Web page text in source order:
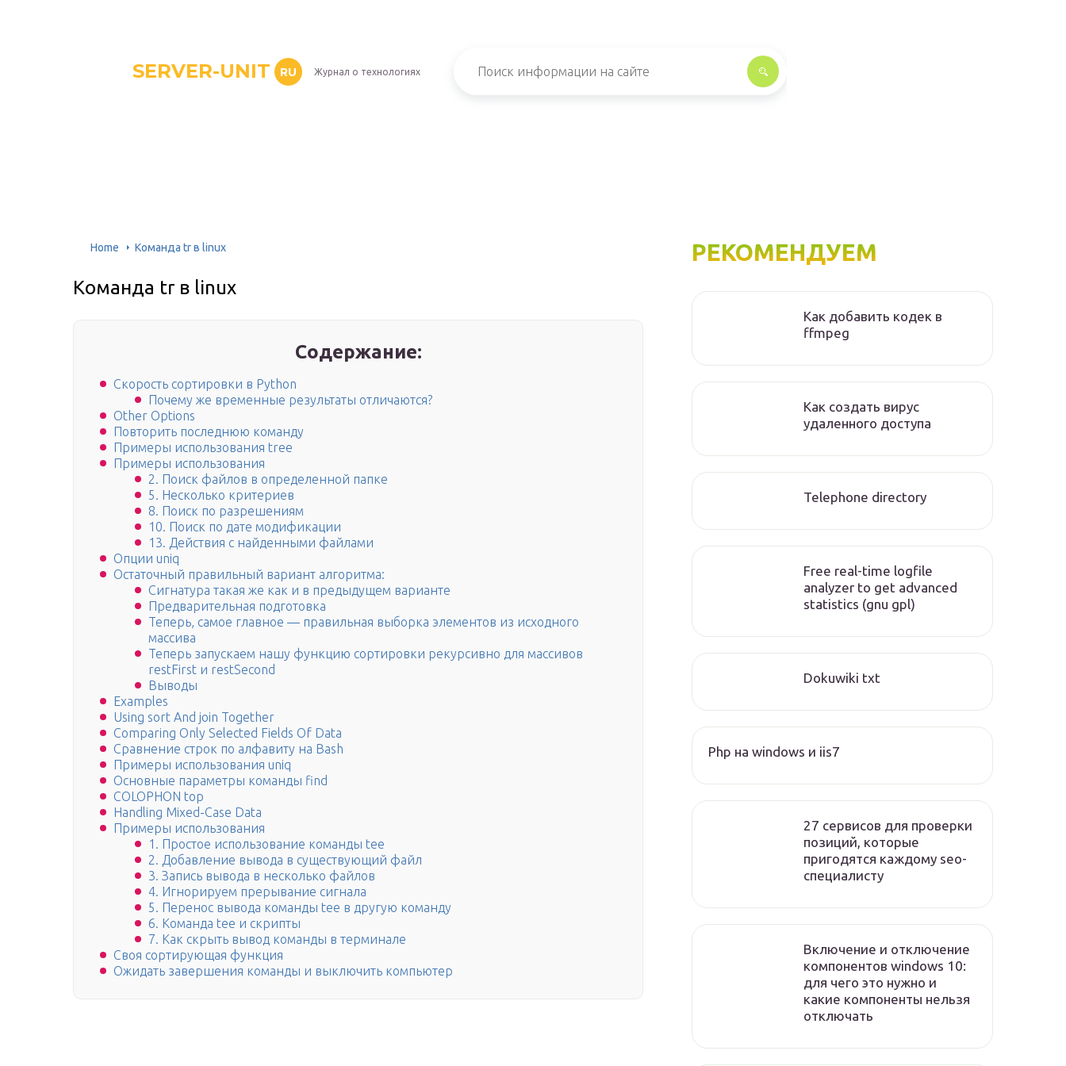
SERVER-UNIT RU Журнал о технологиях
Home Команда tr в linux
Команда tr в linux
Содержание:
Скорость сортировки в Python
Почему же временные результаты отличаются?
Other Options
Повторить последнюю команду
Примеры использования tree
Примеры использования
2. Поиск файлов в определенной папке
5. Несколько критериев
8. Поиск по разрешениям
10. Поиск по дате модификации
13. Действия с найденными файлами
Опции uniq
Остаточный правильный вариант алгоритма:
Сигнатура такая же как и в предыдущем варианте
Предварительная подготовка
Теперь, самое главное — правильная выборка элементов из исходного
массива
Теперь запускаем нашу функцию сортировки рекурсивно для массивов
restFirst и restSecond
Выводы
Examples
Using sort And join Together
Comparing Only Selected Fields Of Data
Сравнение строк по алфавиту на Bash
Примеры использования uniq
Основные параметры команды find
COLOPHON top
Handling Mixed-Case Data
Примеры использования
1. Простое использование команды tee
2. Добавление вывода в существующий файл
3. Запись вывода в несколько файлов
4. Игнорируем прерывание сигнала
5. Перенос вывода команды tee в другую команду
6. Команда tee и скрипты
7. Как скрыть вывод команды в терминале
Своя сортирующая функция
Ожидать завершения команды и выключить компьютер
РЕКОМЕНДУЕМ
Как добавить кодек в
ffmpeg
Как создать вирус
удаленного доступа
Telephone directory
Free real-time logfile
analyzer to get advanced
statistics (gnu gpl)
Dokuwiki txt
Php на windows и iis7
27 сервисов для проверки
позиций, которые
пригодятся каждому seo-
специалисту
Включение и отключение
компонентов windows 10:
для чего это нужно и
какие компоненты нельзя
отключать